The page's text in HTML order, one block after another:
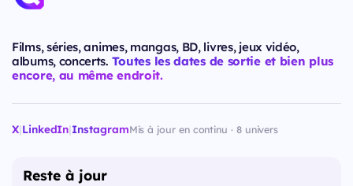
Films, séries, animes, mangas, BD, livres, jeux vidéo,
albums, concerts. Toutes les dates de sortie et bien plus
encore, au même endroit.
X|LinkedIn|InstagramMis à jour en continu · 8 univers
Reste à jour